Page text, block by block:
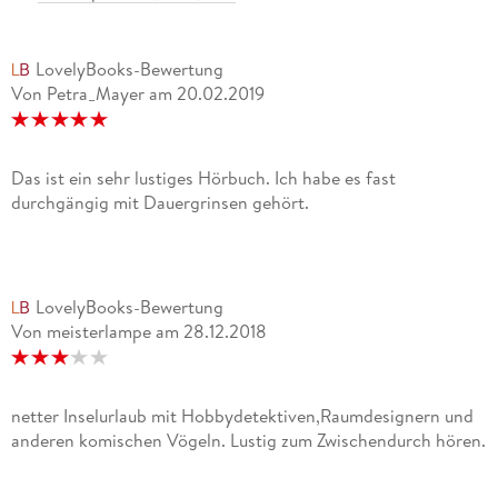
LovelyBooks-Bewertung
Von Petra_Mayer am 20.02.2019
Das ist ein sehr lustiges Hörbuch. Ich habe es fast
durchgängig mit Dauergrinsen gehört.
LovelyBooks-Bewertung
Von meisterlampe am 28.12.2018
netter Inselurlaub mit Hobbydetektiven,Raumdesignern und
anderen komischen Vögeln. Lustig zum Zwischendurch hören.